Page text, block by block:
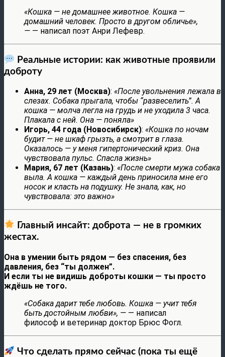
«Кошка — не домашнее животное. Кошка —
домашний человек. Просто в другом обличье»,
— — написал поэт Анри Лефевр.
Реальные истории: как животные проявили
доброту
Анна, 29 лет (Москва): «После увольнения лежала в
слезах. Собака прыгала, чтобы “развеселить”. А
кошка — молча легла на грудь и не уходила 3 часа.
Плакала с ней. Она — поняла»
Игорь, 44 года (Новосибирск): «Кошка по ночам
будит — не шкаф грызть, а смотрит в глаза.
Оказалось — у меня гипертонический криз. Она
чувствовала пульс. Спасла жизнь»
Мария, 67 лет (Казань): «После смерти мужа собака
выла. А кошка — каждый день приносила мне его
носок и класть на подушку. Не знала, как, но
чувствовала: это важно»
Главный инсайт: доброта — не в громких
жестах.
Она в умении быть рядом — без спасения, без
давления, без “ты должен”.
И если ты не видишь доброты кошки — ты просто
ждёшь не того.
«Собака дарит тебе любовь. Кошка — учит тебя
быть достойным любви», — — написал
философ и ветеринар доктор Брюс Фогл.
Что сделать прямо сейчас (пока ты ещё